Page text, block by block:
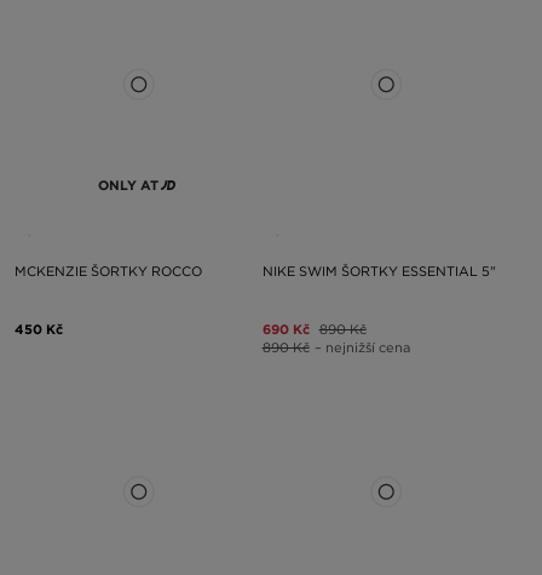
ONLY AT
MCKENZIE ŠORTKY ROCCO
450 Kč
NIKE SWIM ŠORTKY ESSENTIAL 5"
690 Kč 890 Kč
890 Kč – nejnižší cena